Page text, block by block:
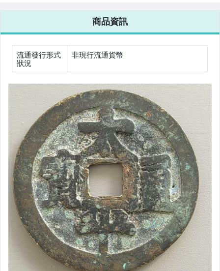
商品資訊
流通發行形式
狀況
非現行流通貨幣